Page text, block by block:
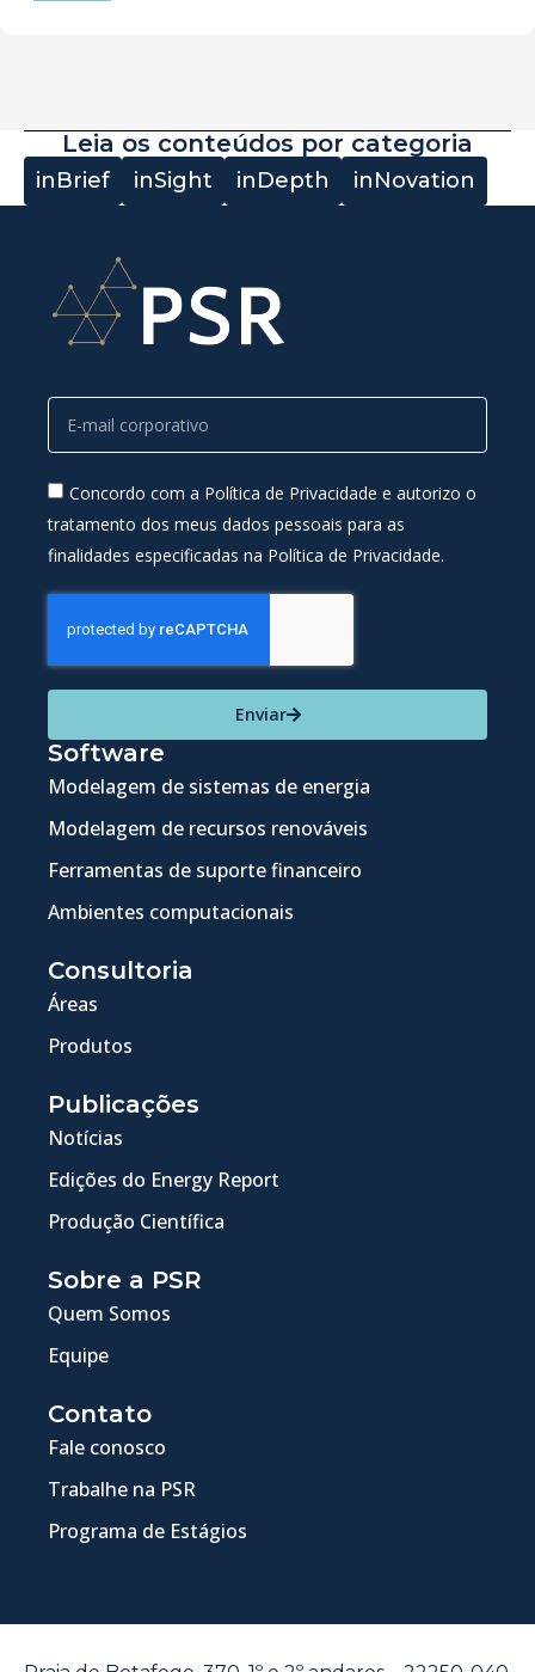
Leia os conteúdos por categoria
inBrief inSight inDepth inNovation
Concordo com a Política de Privacidade e autorizo o
tratamento dos meus dados pessoais para as
finalidades especificadas na Política de Privacidade.
Enviar
Software
Modelagem de sistemas de energia
Modelagem de recursos renováveis
Ferramentas de suporte financeiro
Ambientes computacionais
Consultoria
Áreas
Produtos
Publicações
Notícias
Edições do Energy Report
Produção Científica
Sobre a PSR
Quem Somos
Equipe
Contato
Fale conosco
Trabalhe na PSR
Programa de Estágios